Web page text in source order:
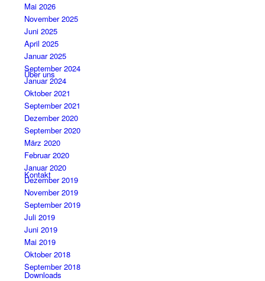
Über uns
Kontakt
Downloads
Mai 2026
November 2025
Juni 2025
April 2025
Januar 2025
September 2024
Januar 2024
Oktober 2021
September 2021
Dezember 2020
September 2020
März 2020
Februar 2020
Januar 2020
Dezember 2019
November 2019
September 2019
Juli 2019
Juni 2019
Mai 2019
Oktober 2018
September 2018